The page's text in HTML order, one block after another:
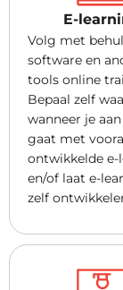
E-
Volg met
software en
tools online
Bepaal zelf
wanneer je
gaat met
ontwikkelde e-
en/of laat e-
zelf